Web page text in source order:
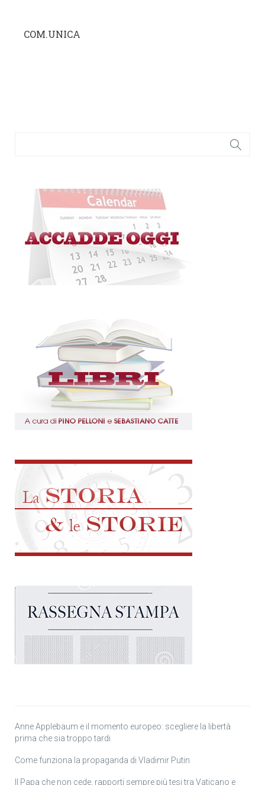
COM.UNICA
Anne Applebaum e il momento europeo: scegliere la libertà
prima che sia troppo tardi
Come funziona la propaganda di Vladimir Putin
Il Papa che non cede, rapporti sempre più tesi tra Vaticano e